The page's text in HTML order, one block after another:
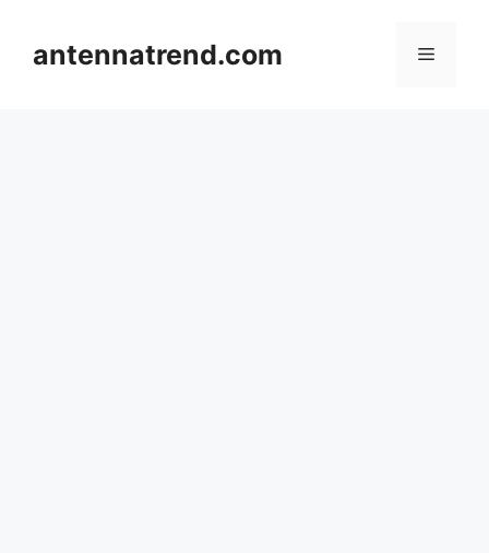
antennatrend.com 메